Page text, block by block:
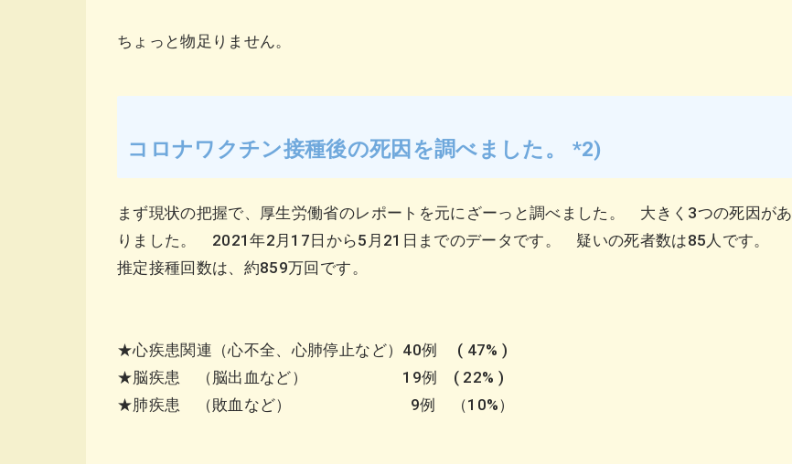
ちょっと物足りません。
コロナワクチン接種後の死因を調べました。 *2)
まず現状の把握で、厚生労働省のレポートを元にざーっと調べました。 大きく3つの死因があ
りました。 2021年2月17日から5月21日までのデータです。 疑いの死者数は85人です。
推定接種回数は、約859万回です。
★心疾患関連（心不全、心肺停止など）40例 ( 47% )
★脳疾患 （脳出血など） 19例 ( 22% )
★肺疾患 （敗血など） 9例 （10%）